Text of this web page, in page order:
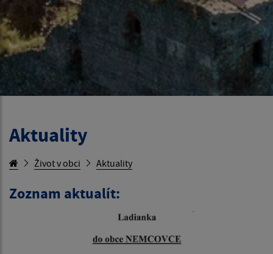
Aktuality
Život v obci Aktuality
Zoznam aktualít: